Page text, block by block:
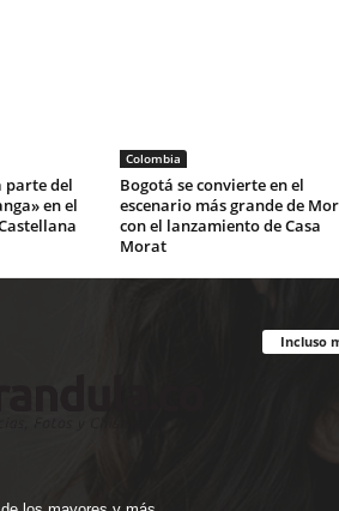
parte del
en el
Colombia
Bogotá se convierte en el
escenario más grande de
con el lanzamiento de Casa
Morat
Incluso